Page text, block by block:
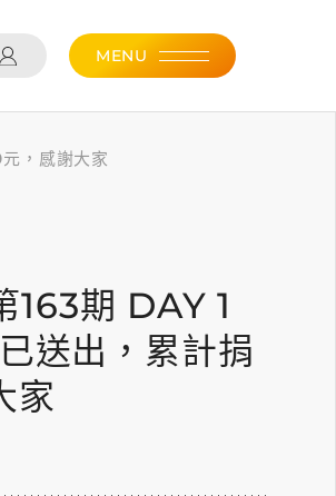
MENU
，感謝大家
163期 DAY 1
送出，累計捐
家